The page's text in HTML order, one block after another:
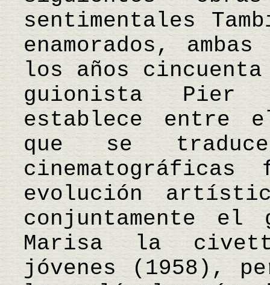
sentimentales
enamorados,
los años
guionista Pier
establece entre
que se
cinematográficas
evolución
conjuntamente el
Marisa la
jóvenes (1958),